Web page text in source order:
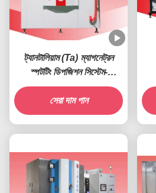
ট্যানটালিয়াম (Ta) ম্যাগনেট্রন
স্পটটিং ডিপজিশন সিস্টেম-
RT1000-Ta
সেরা দাম পান